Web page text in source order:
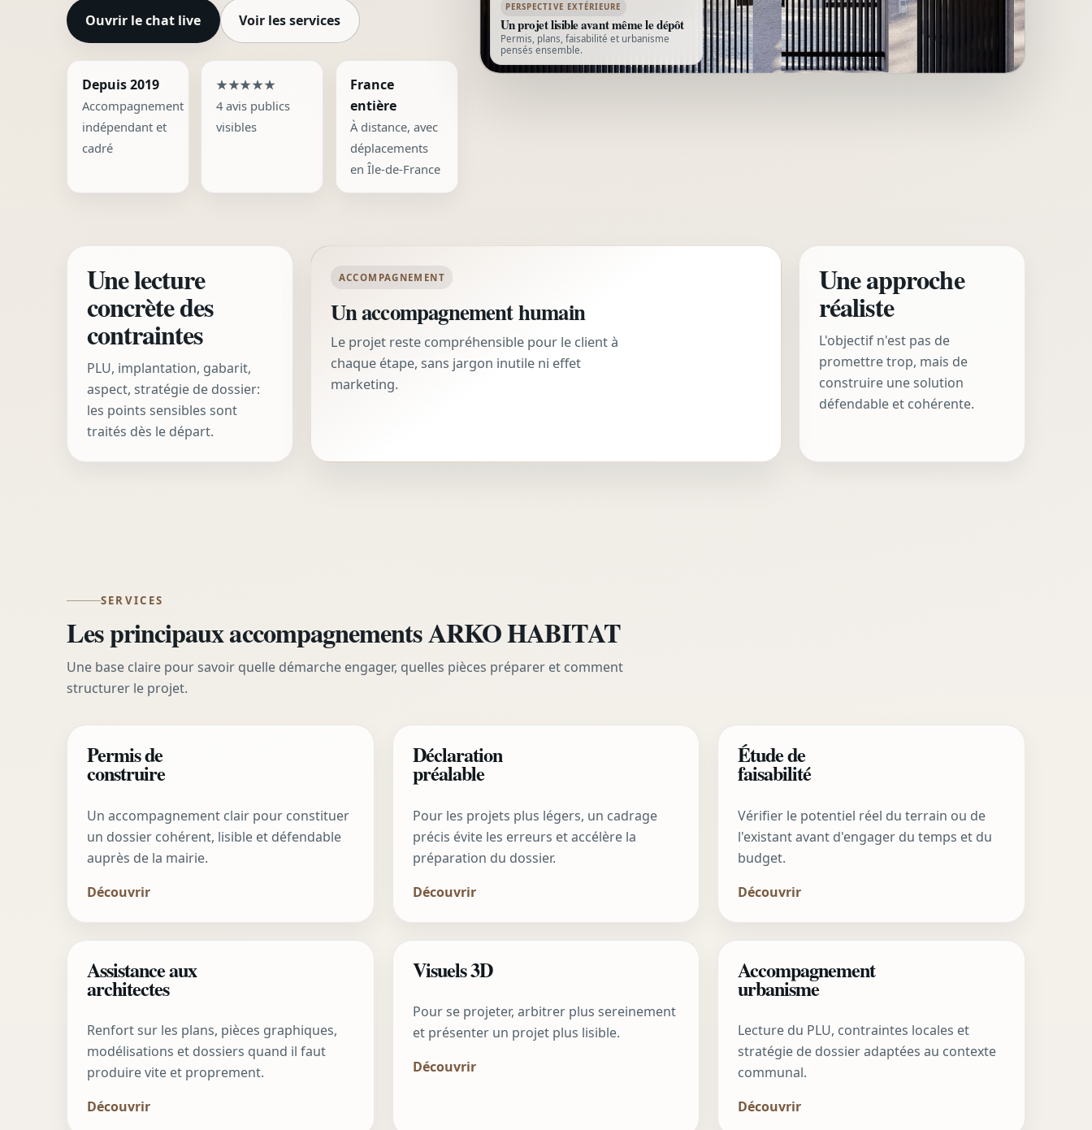
Ouvrir le chat live Voir les services
Depuis 2019
Accompagnement
indépendant et
cadré
★★★★★
4 avis publics
visibles
France
entière
À distance, avec
déplacements
en Île-de-France
PERSPECTIVE EXTÉRIEURE
Un projet lisible avant même le dépôt
Permis, plans, faisabilité et urbanisme
pensés ensemble.
Une lecture
concrète des
contraintes
PLU, implantation, gabarit,
aspect, stratégie de dossier:
les points sensibles sont
traités dès le départ.
ACCOMPAGNEMENT
Un accompagnement humain
Le projet reste compréhensible pour le client à
chaque étape, sans jargon inutile ni effet
marketing.
Une approche
réaliste
L'objectif n'est pas de
promettre trop, mais de
construire une solution
défendable et cohérente.
SERVICES
Les principaux accompagnements ARKO HABITAT
Une base claire pour savoir quelle démarche engager, quelles pièces préparer et comment
structurer le projet.
Permis de
construire
Un accompagnement clair pour constituer
un dossier cohérent, lisible et défendable
auprès de la mairie.
Découvrir
Déclaration
préalable
Pour les projets plus légers, un cadrage
précis évite les erreurs et accélère la
préparation du dossier.
Découvrir
Étude de
faisabilité
Vérifier le potentiel réel du terrain ou de
l'existant avant d'engager du temps et du
budget.
Découvrir
Assistance aux
architectes
Renfort sur les plans, pièces graphiques,
modélisations et dossiers quand il faut
produire vite et proprement.
Découvrir
Visuels 3D
Pour se projeter, arbitrer plus sereinement
et présenter un projet plus lisible.
Découvrir
Accompagnement
urbanisme
Lecture du PLU, contraintes locales et
stratégie de dossier adaptées au contexte
communal.
Découvrir